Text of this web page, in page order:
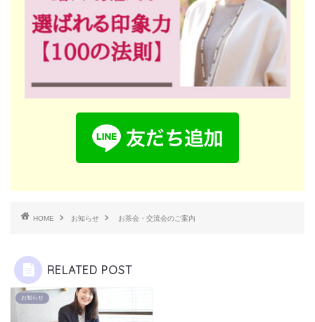
HOME お知らせ お茶会・交流会のご案内
RELATED POST
お知らせ